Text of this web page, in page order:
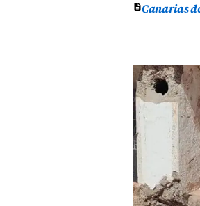
Canarias